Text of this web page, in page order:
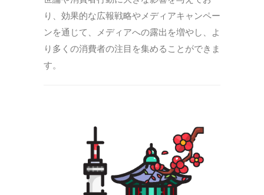
り、効果的な広報戦略やメディアキャンペー
ンを通じて、メディアへの露出を増やし、よ
り多くの消費者の注目を集めることができま
す。